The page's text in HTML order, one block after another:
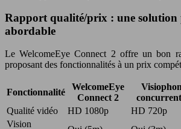
Rapport qualité/prix : une solution
abordable
Le WelcomeEye Connect 2 offre un bon
proposant des fonctionnalités à un prix
Fonctionnalité
WelcomeEye
Connect 2
Qualité vidéo
HD 1080p HD 720p
Vision